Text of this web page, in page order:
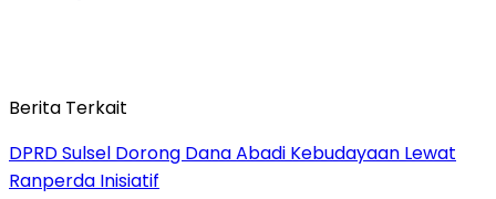
Berita Terkait
DPRD Sulsel Dorong Dana Abadi Kebudayaan Lewat
Ranperda Inisiatif